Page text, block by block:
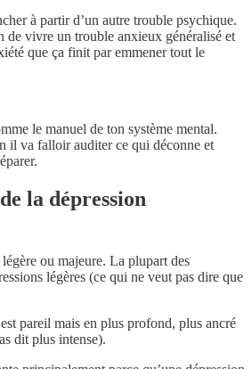
à partir d’un autre trouble psychique.
de vivre un trouble anxieux généralisé et
que ça finit par emmener tout le
le manuel de ton système mental.
il va falloir auditer ce qui déconne et
la dépression
ou majeure. La plupart des
légères (ce qui ne veut pas dire que
pareil mais en plus profond, plus ancré
dit plus intense).